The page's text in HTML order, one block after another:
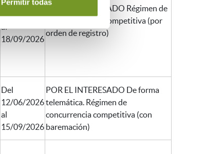
Permitir todas
Del
13/06/2026
al
18/09/2026
POR EL INTERESADO Régimen de
concurrencia no competitiva (por
orden de registro)
Del
12/06/2026
al
15/09/2026
POR EL INTERESADO De forma
telemática. Régimen de
concurrencia competitiva (con
baremación)